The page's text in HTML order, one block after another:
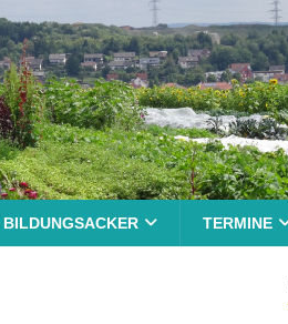
BILDUNGSACKER TERMINE